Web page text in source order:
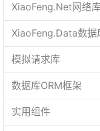
XiaoFeng.Net网络
XiaoFeng.Data数据
模拟请求库
数据库ORM框架
实用组件